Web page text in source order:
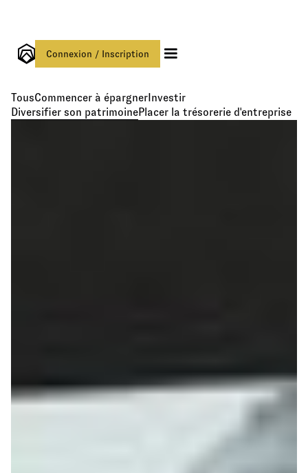
Connexion / Inscription
TousCommencer à épargner Investir
Diversifier son patrimoinePlacer la trésorerie d'entreprise